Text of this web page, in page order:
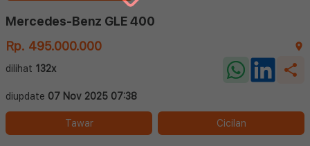
Mercedes-Benz GLE 400
Rp. 495.000.000
dilihat 132x
diupdate 07 Nov 2025 07:38
Tawar Cicilan